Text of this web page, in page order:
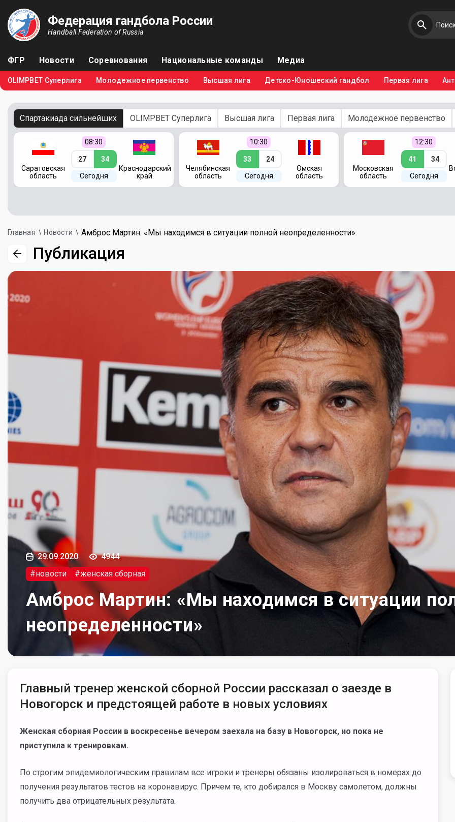
Федерация гандбола России
Handball Federation of Russia
ФГР Новости Соревнования Национальные команды Медиа
OLIMPBET Суперлига Молодежное первенство Высшая лига Детско-Юношеский гандбол Первая лига
Спартакиада сильнейших OLIMPBET Суперлига Высшая лига Первая лига Молодежное первенство
Саратовская
область
08:30
27 34
Сегодня
Краснодарский
край
Челябинская
область
10:30
33 24
Сегодня
Омская
область
Московская
область
12:30
41 34
Сегодня
Главная Новости Амброс Мартин: «Мы находимся в ситуации полной неопределенности»
Публикация
29.09.2020
4944
#новости
#женская сборная
Амброс Мартин: «Мы находимся в ситуации
неопределенности»
Главный тренер женской сборной России рассказал о заезде в
Новогорск и предстоящей работе в новых условиях
Женская сборная России в воскресенье вечером заехала на базу в Новогорск, но пока не
приступила к тренировкам.
По строгим эпидемиологическим правилам все игроки и тренеры обязаны изолироваться в номерах до
получения результатов тестов на коронавирус. Причем те, кто добирался в Москву самолетом, должны
получить два отрицательных результата.